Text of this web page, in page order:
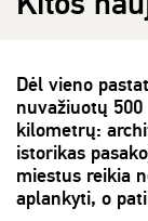
Dėl vieno
nuvažiuotų 500
kilometrų:
istorikas
miestus reikia
aplankyti, o